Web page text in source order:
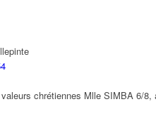
chrétiennes Mlle SIMBA 6/